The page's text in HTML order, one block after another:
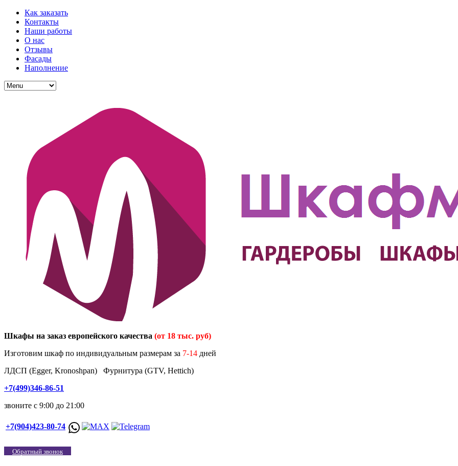
Как заказать
Контакты
Наши работы
О нас
Отзывы
Фасады
Наполнение
Шкафы на заказ европейского качества (от 18 тыс. руб)
Изготовим шкаф по индивидуальным размерам за 7-14 дней
ЛДСП (Egger, Kronoshpan) Фурнитура (GTV, Hettich)
+7(499)346-86-51
звоните с 9:00 до 21:00
+7(904)423-80-74
Обратный звонок